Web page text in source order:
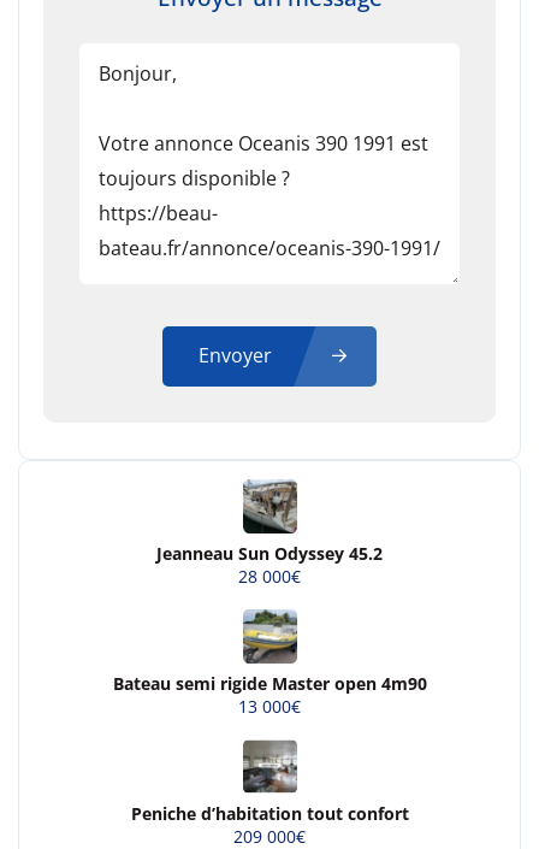
Envoyer
Jeanneau Sun Odyssey 45.2
28 000€
Bateau semi rigide Master open 4m90
13 000€
Peniche d’habitation tout confort
209 000€